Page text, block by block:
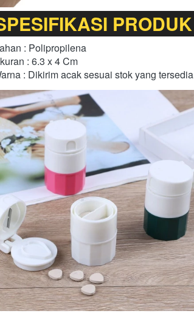
PRODUK
: Polipropilena
: 6.3 x 4 Cm
: Dikirim acak sesuai stok yang tersedia